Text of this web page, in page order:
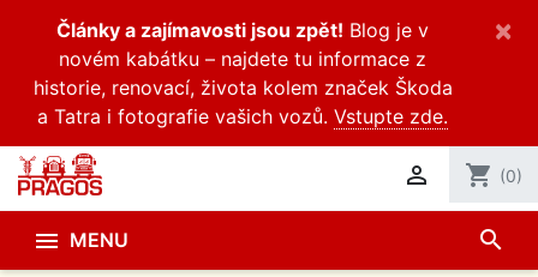
Články a zajímavosti jsou zpět! Blog je v
novém kabátku – najdete tu informace z
historie, renovací, života kolem značek Škoda
a Tatra i fotografie vašich vozů. Vstupte zde.
×
 shopping_cart (0)
 MENU search